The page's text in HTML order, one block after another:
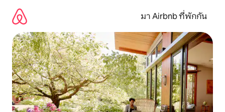
เนื้อหา
มา Airbnb ที่พักกัน